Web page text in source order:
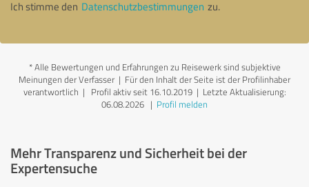
Ich stimme den Datenschutzbestimmungen zu.
*Alle Bewertungen und Erfahrungen zu Reisewerk sind subjektive
Meinungen der Verfasser | Für den Inhalt der Seite ist der Profilinhaber
verantwortlich | Profil aktiv seit 16.10.2019 | Letzte Aktualisierung:
06.08.2026 | Profil melden
Mehr Transparenz und Sicherheit bei der
Expertensuche